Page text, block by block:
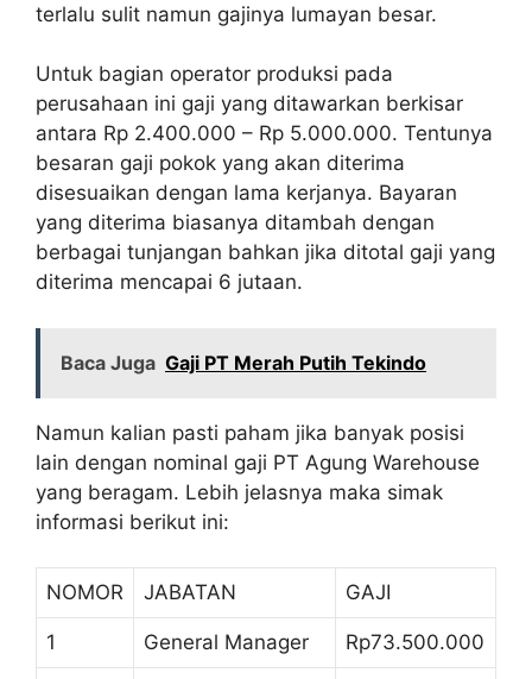
terlalu sulit namun gajinya lumayan besar.
Untuk bagian operator produksi pada
perusahaan ini gaji yang ditawarkan berkisar
antara Rp 2.400.000 – Rp 5.000.000. Tentunya
besaran gaji pokok yang akan diterima
disesuaikan dengan lama kerjanya. Bayaran
yang diterima biasanya ditambah dengan
berbagai tunjangan bahkan jika ditotal gaji yang
diterima mencapai 6 jutaan.
Baca Juga Gaji PT Merah Putih Tekindo
Namun kalian pasti paham jika banyak posisi
lain dengan nominal gaji PT Agung Warehouse
yang beragam. Lebih jelasnya maka simak
informasi berikut ini:
NOMOR JABATAN GAJI
1 General Manager Rp73.500.000